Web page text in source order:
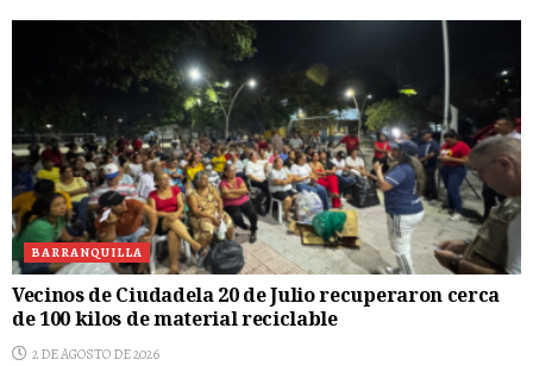
BARRANQUILLA
Vecinos de Ciudadela 20 de Julio recuperaron cerca
de 100 kilos de material reciclable
2 DE AGOSTO DE 2026